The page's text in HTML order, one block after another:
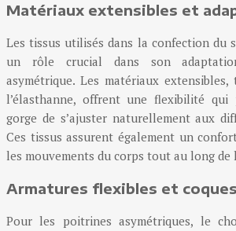
Matériaux extensibles et
Les tissus utilisés dans la confection du
un rôle crucial dans son
asymétrique. Les matériaux
l’élasthanne, offrent une flexibilité qui
gorge de s’ajuster naturellement aux
Ces tissus assurent également un
les mouvements du corps tout au long de
Armatures flexibles et
Pour les poitrines asymétriques, le